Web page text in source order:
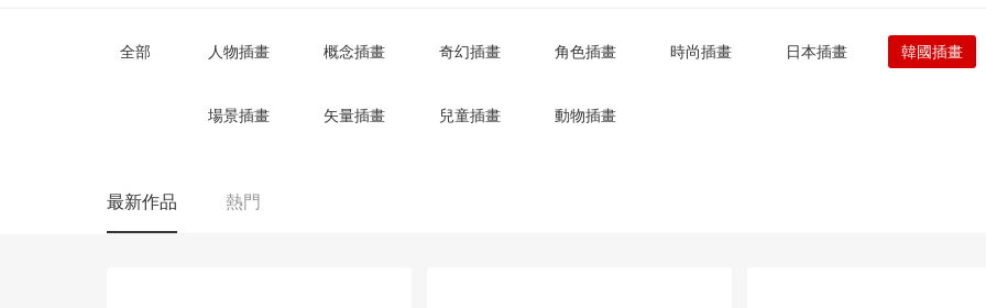
全部 人物插畫 概念插畫 奇幻插畫 角色插畫 時尚插畫 日本插畫 韓國插畫
場景插畫 矢量插畫 兒童插畫 動物插畫
最新作品 熱門